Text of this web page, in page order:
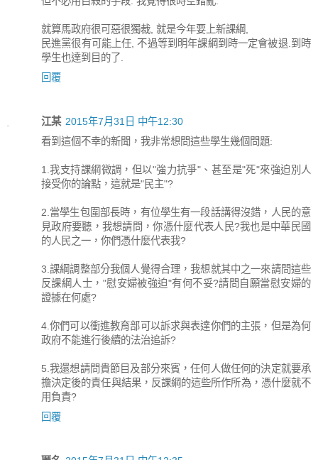
就算馬政府很可惡很獨裁, 就是今年要上新課綱,
民進黨很有可能上任, 不過等到明年課綱到時一定會被退.到時
學生也達到目的了.
回覆
江某 2015年7月31日 中午12:30
看到這個不幸的新聞，我非常想問這些學生幾個問題:
1.我支持課綱微調，但以"強力抗爭"、甚至是"死"來強迫別人
接受你的論點，這就是"民主"?
2.當學生包圍部長時，有位學生有一段話講得沒錯，人民的意
見政府要聽，我想請問，你憑什麼代表人民?我也是中華民國
的人民之一，你們憑什麼代表我?
3.課綱調整部分我個人覺得合理，我想就其中之一來請問這些
反課綱人士，"慰安婦被強迫"有何不妥?請問自願當慰安婦的
證據在何處?
4.你們可以衝進教育部可以訴求與表達你們的主張，但是為何
政府不能進行後續的法治追訴?
5.我還想請問貴節目及部分來賓，任何人做任何的決定就要承
擔決定後的責任與結果，反課綱的這些所作所為，憑什麼就不
用負責?
回覆